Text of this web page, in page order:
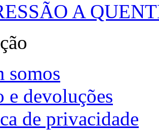
A
somos
e devoluções
de privacidade